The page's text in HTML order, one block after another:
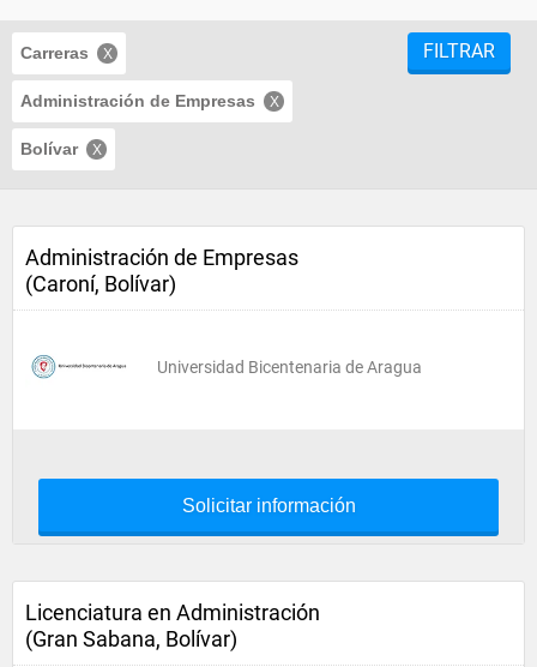
Carreras
Administración de Empresas
Bolívar
FILTRAR
Administración de Empresas
(Caroní, Bolívar)
Universidad Bicentenaria de Aragua
Solicitar información
Licenciatura en Administración
(Gran Sabana, Bolívar)